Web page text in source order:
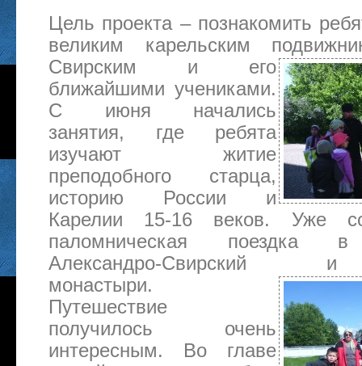
Цель проекта – познакомить
великим карельским
Свирским и его
ближайшими учениками.
С июня начались
занятия, где ребята
изучают житие
преподобного старца,
историю России и
Карелии 15-16 веков. Уже
паломническая поездка в
Александро-Свирский и
монастыри.
Путешествие
получилось очень
интересным. Во главе